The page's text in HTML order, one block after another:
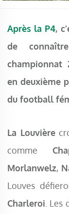
Après la P4,
de
championnat
en deuxième
du football
La Louvière
comme
Morlanwelz,
Louves
Charleroi .